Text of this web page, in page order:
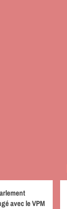
avec le VPM